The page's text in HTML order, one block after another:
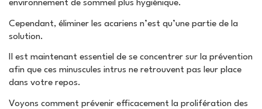
environnement de sommeil plus hygiénique.
Cependant, éliminer les acariens n’est qu’une partie de la
solution.
Il est maintenant essentiel de se concentrer sur la prévention
afin que ces minuscules intrus ne retrouvent pas leur place
dans votre repos.
Voyons comment prévenir efficacement la prolifération des